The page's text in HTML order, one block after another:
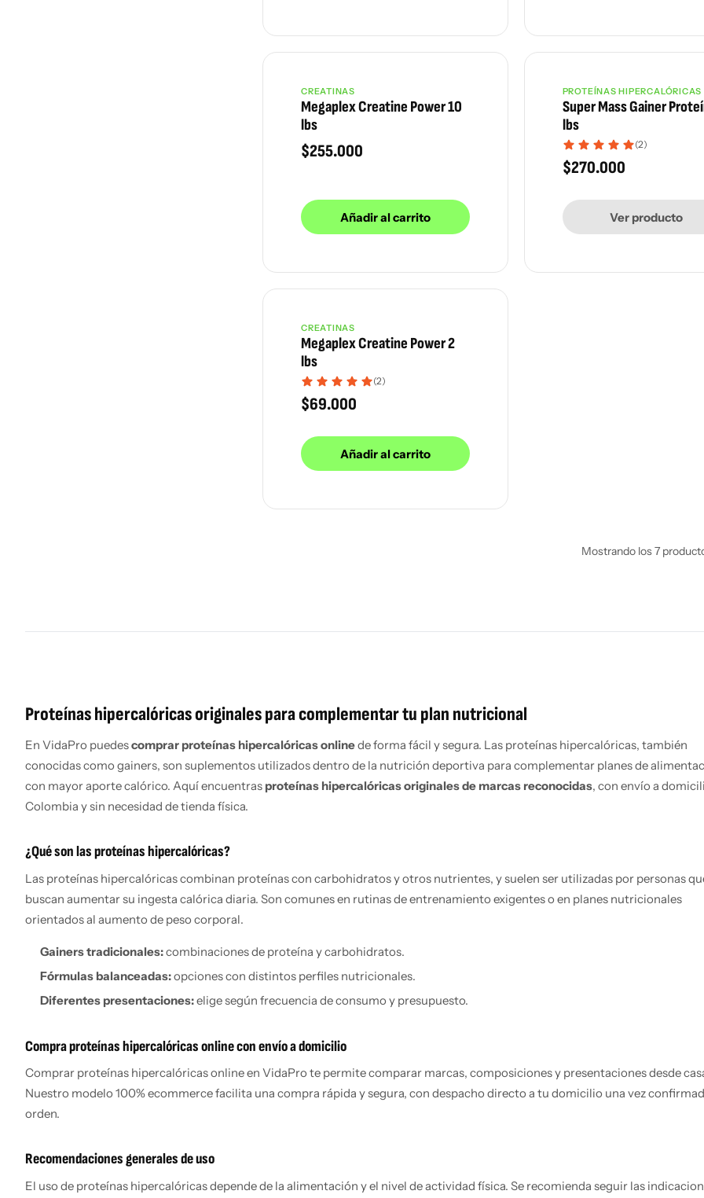
CREATINAS
Megaplex Creatine Power 10
lbs
$255.000
Añadir al carrito
Agotado
PROTEÍNAS HIPERCALÓRICAS
Super Mass Gainer
lbs
(2)
$270.000
Ver producto
CREATINAS
Megaplex Creatine Power 2
lbs
(2)
$69.000
Añadir al carrito
Mostrando los 7
Proteínas hipercalóricas originales para complementar tu plan nutricional
En VidaPro puedescomprar proteínas hipercalóricas onlinede forma fácil y segura. Las proteínas hipercalóricas, también
conocidas como gainers, son suplementos utilizados dentro de la nutrición deportiva para complementar planes de
con mayor aporte calórico. Aquí encuentras proteínas hipercalóricas originales de marcas reconocidas, con envío a
Colombia y sin necesidad de tienda física.
¿Qué son las proteínas hipercalóricas?
Las proteínas hipercalóricas combinan proteínas con carbohidratos y otros nutrientes, y suelen ser utilizadas por personas
buscan aumentar su ingesta calórica diaria. Son comunes en rutinas de entrenamiento exigentes o en planes nutricionales
orientados al aumento de peso corporal.
Gain­ers tradicionales:combinaciones de proteína y carbohidratos.
Fórmulas balanceadas:opciones con distintos perfiles nutricionales.
Diferentes presentaciones:elige según frecuencia de consumo y presupuesto.
Compra proteínas hipercalóricas online con envío a domicilio
Comprar proteínas hipercalóricas online en VidaPro te permite comparar marcas, composiciones y presentaciones desde
Nuestro modelo 100% ecommerce facilita una compra rápida y segura, con despacho directo a tu domicilio una vez
orden.
Recomendaciones generales de uso
El uso de proteínas hipercalóricas depende de la alimentación y el nivel de actividad física. Se recomienda seguir las